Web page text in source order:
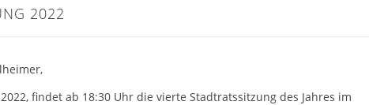
2022
findet ab 18:30 Uhr die vierte Stadtratssitzung des Jahres im